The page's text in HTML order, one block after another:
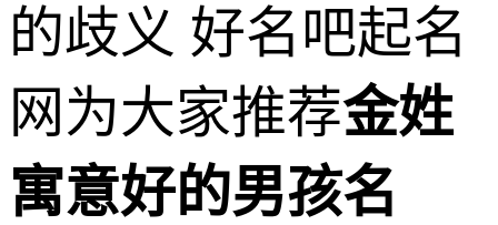
的歧义 好名吧起名
网为大家推荐金姓
寓意好的男孩名